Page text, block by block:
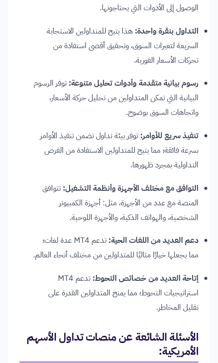
الوصول إلى الأدوات التي يحتاجونها.
التداول بنقرة واحدة: هذا يتيح للمتداولين الاستجابة
السريعة لتغيرات السوق، وتحقيق أقصى استفادة من
تحركات الأسعار الفورية.
رسوم بيانية متقدمة وأدوات تحليل متنوعة: توفر الرسوم
البيانية التي تمكن المتداولين من تحليل حركة الأسعار،
واتجاهات السوق بوضوح.
تنفيذ سريع للأوامر: توفر بيئة تداول تضمن تنفيذ الأوامر
بسرعة فائقة؛ مما يتيح للمتداولين الاستفادة من الفرص
التداولية بمجرد ظهورها.
التوافق مع مختلف الأجهزة وأنظمة التشغيل: تتوافق
المنصة مع عدد من الأجهزة، مثل: أجهزة الكمبيوتر
الشخصية، والهواتف الذكية، والأجهزة اللوحية.
دعم العديد من اللغات الحية:
تدعم MT4 عدة لغات؛
مما يجعلها خيارًا مثاليًا للمتداولين من مختلف أنحاء العالم.
إتاحة العديد من خصائص التحوط:
تدعم MT4
استراتيجيات التحوط؛ مما يمنح المتداولين القدرة على
تقليل المخاطر.
الأسئلة الشائعة عن منصات تداول الأسهم
الأمريكية: